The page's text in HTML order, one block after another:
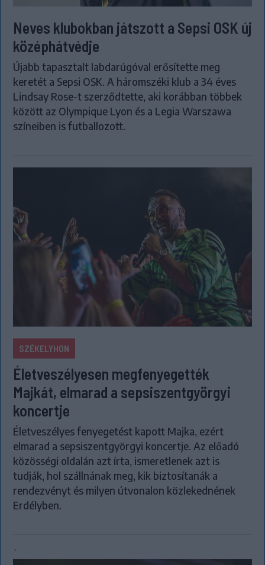
Neves klubokban játszott a Sepsi OSK új
középhátvédje
Újabb tapasztalt labdarúgóval erősítette meg
keretét a Sepsi OSK. A háromszéki klub a 34 éves
Lindsay Rose-t szerződtette, aki korábban többek
között az Olympique Lyon és a Legia Warszawa
színeiben is futballozott.
SZÉKELYHON
Életveszélyesen megfenyegették
Majkát, elmarad a sepsiszentgyörgyi
koncertje
Életveszélyes fenyegetést kapott Majka, ezért
elmarad a sepsiszentgyörgyi koncertje. Az előadó
közösségi oldalán azt írta, ismeretlenek azt is
tudják, hol szállnának meg, kik biztosítanák a
rendezvényt és milyen útvonalon közlekednének
Erdélyben.
`